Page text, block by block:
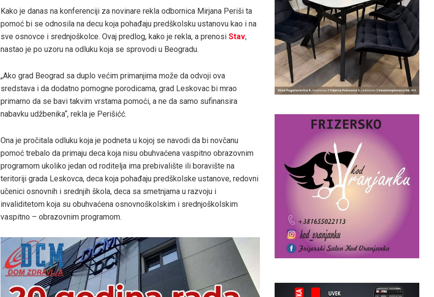
Kako je danas na konferenciji za novinare rekla odbornica Mirjana Periši ta
pomoć bi se odnosila na decu koja pohađaju predškolsku ustanovu kao i na
sve osnovce i srednjoškolce. Ovaj predlog, kako je rekla, a prenosi Stav,
nastao je po uzoru na odluku koja se sprovodi u Beogradu.
„Ako grad Beograd sa duplo većim primanjima može da odvoji ova
sredstava i da dodatno pomogne porodicama, grad Leskovac bi mrao
primarno da se bavi takvim vrstama pomoći, a ne da samo sufinansira
nabavku udžbenika“, rekla je Perišićć.
Ona je pročitala odluku koja je podneta u kojoj se navodi da bi novčanu
pomoć trebalo da primaju deca koja nisu obuhvaćena vaspitno obrazovnim
programom ukoliko jedan od roditelja ima prebivalište ili boravište na
teritoriji grada Leskovca, deca koja pohađaju predškolske ustanove, redovni
učenici osnovnih i srednjih škola, deca sa smetnjama u razvoju i
invaliditetom koja su obuhvaćena osnovnoškolskim i srednjoškolskim
vaspitno – obrazovnim programom.